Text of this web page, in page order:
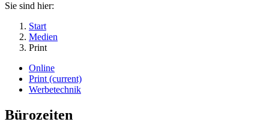
Sie sind hier:
Start
Medien
Print
Online
Print (current)
Werbetechnik
Bürozeiten